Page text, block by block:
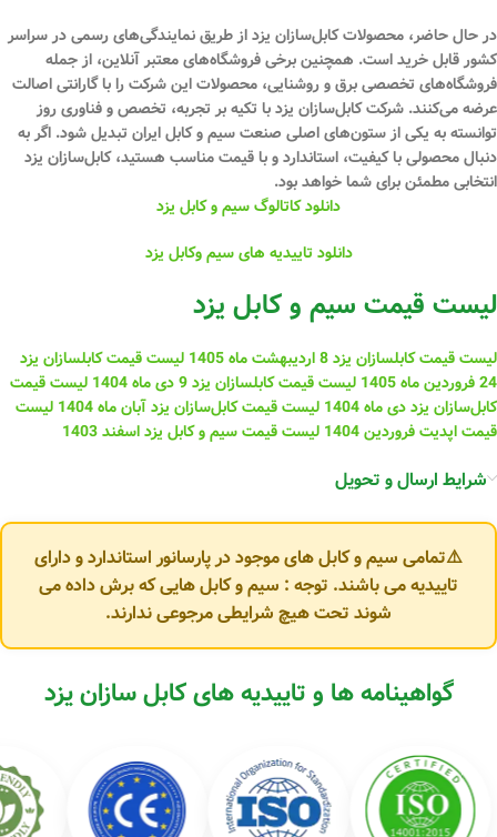
در حال حاضر، محصولات کابل‌سازان یزد از طریق نمایندگی‌های رسمی در سراسر
کشور قابل خرید است. همچنین برخی فروشگاه‌های معتبر آنلاین، از جمله
فروشگاه‌های تخصصی برق و روشنایی، محصولات این شرکت را با گارانتی اصالت
عرضه می‌کنند. شرکت کابل‌سازان یزد با تکیه بر تجربه، تخصص و فناوری روز
توانسته به یکی از ستون‌های اصلی صنعت سیم و کابل ایران تبدیل شود. اگر به
دنبال محصولی با کیفیت، استاندارد و با قیمت مناسب هستید،کابل‌سازان یزد
انتخابی مطمئنبرای شما خواهد بود.
دانلود کاتالوگ سیم و کابل یزد
دانلود تاییدیه های سیم وکابل یزد
لیست قیمت سیم و کابل یزد
لیست قیمت کابلسازان یزد 8 اردیبهشت ماه 1405
لیست قیمت کابلسازان یزد
24 فروردین ماه 1405
لیست قیمت کابلسازان یزد 9 دی ماه 1404
لیست قیمت
کابل‌سازان یزد دی ماه 1404
لیست قیمت کابل‌سازان یزد آبان ماه 1404
لیست
قیمت اپدیت فروردین 1404
لیست قیمت سیم و کابل یزد اسفند 1403
شرایط ارسال و تحویل
⚠️تمامی سیم و کابل های موجود در پارسانور استاندارد و دارای
تاییدیه می باشند. توجه : سیم و کابل هایی که برش داده می
شوند تحت هیچ شرایطی مرجوعی ندارند.
گواهینامه ها و تاییدیه های کابل سازان یزد